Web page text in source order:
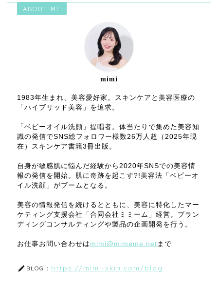
ABOUT ME
mimi
1983年生まれ、美容愛好家。スキンケアと美容医療の
「ハイブリッド美容」を追求。
「ベビーオイル洗顔」提唱者。体当たりで集めた美容知
識の発信でSNS総フォロワー様数26万人超（2025年現
在）スキンケア書籍3冊出版。
自身が敏感肌に悩んだ経験から2020年SNSでの美容情
報の発信を開始。肌に奇跡を起こす?!美容法「ベビーオ
イル洗顔」がブームとなる。
美容の情報発信を続けるとともに、美容に特化したマー
ケティング支援会社「合同会社ミミーム」経営。ブラン
ディングコンサルティングや製品の企画開発を行う。
お仕事お問い合わせは mimi@mimeme.net まで
BLOG： https://mimi-skin.com/blog